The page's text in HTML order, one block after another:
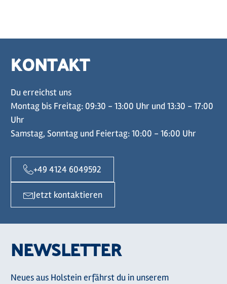
KONTAKT
Du erreichst uns
Montag bis Freitag: 09:30 - 13:00 Uhr und 13:30 - 17:00
Uhr
Samstag, Sonntag und Feiertag: 10:00 - 16:00 Uhr
+49 4124 6049592
Jetzt kontaktieren
NEWSLETTER
Neues aus Holstein erfährst du in unserem